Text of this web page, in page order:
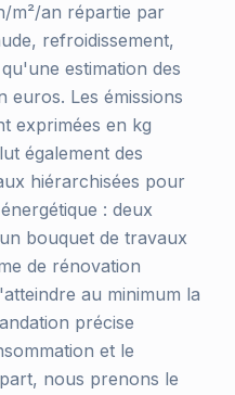
m²/an répartie par
refroidissement,
estimation des
euros. Les émissions
exprimées en kg
également des
hiérarchisées pour
: deux
bouquet de travaux
de rénovation
au minimum la
précise
et le
nous prenons le